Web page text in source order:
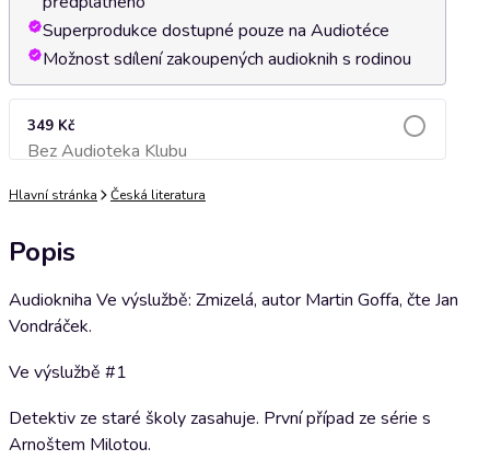
Superprodukce dostupné pouze na Audiotéce
Možnost sdílení zakoupených audioknih s rodinou
349 Kč
Bez Audioteka KlubuPřidat do košíku
Hlavní stránka Česká literatura
Popis
Audiokniha Ve výslužbě: Zmizelá, autor Martin Goffa, čte Jan
Vondráček.
Ve výslužbě #1
Detektiv ze staré školy zasahuje. První případ ze série s
Arnoštem Milotou.